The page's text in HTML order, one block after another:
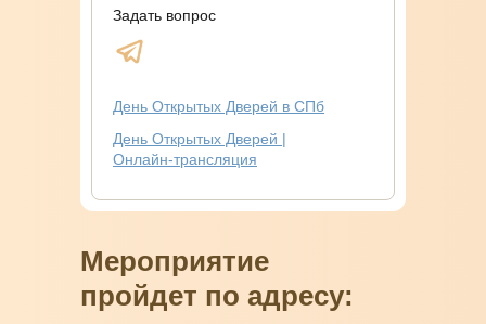
Мероприятие
пройдет по адресу:
Задать вопрос
День Открытых Дверей |
Онлайн-трансляция
День Открытых Дверей в СПб